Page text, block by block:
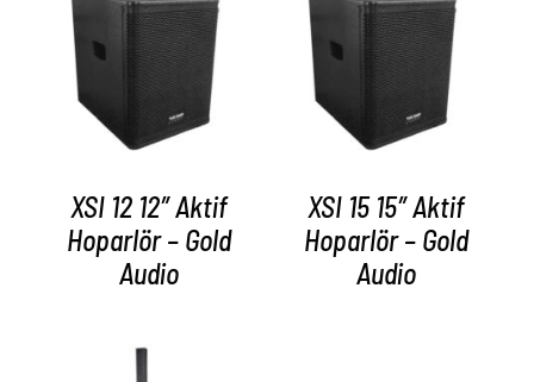
AYRINTILAR
XSI 12 12″ Aktif
Hoparlör – Gold
Audio
AYRINTILAR
XSI 15 15″ Aktif
Hoparlör – Gold
Audio